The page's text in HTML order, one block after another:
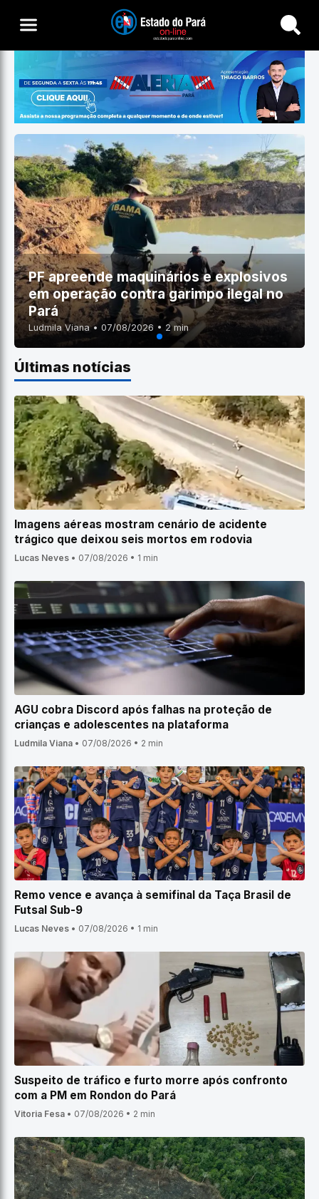
Buscar
PF apreende maquinários e explosivos
em operação contra garimpo ilegal no
Pará
Ludmila Viana • 07/08/2026 • 2 min
Últimas notícias
Imagens aéreas mostram cenário de acidente
trágico que deixou seis mortos em rodovia
Lucas Neves • 07/08/2026 • 1 min
AGU cobra Discord após falhas na proteção de
crianças e adolescentes na plataforma
Ludmila Viana • 07/08/2026 • 2 min
Remo vence e avança à semifinal da Taça Brasil de
Futsal Sub-9
Lucas Neves • 07/08/2026 • 1 min
Suspeito de tráfico e furto morre após confronto
com a PM em Rondon do Pará
Vitoria Fesa • 07/08/2026 • 2 min